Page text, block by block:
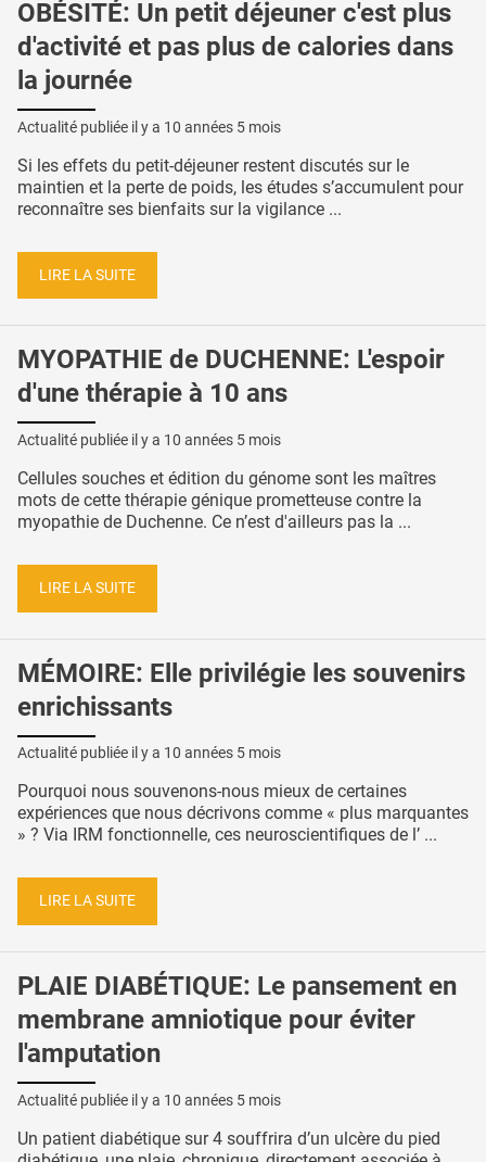
OBÉSITÉ: Un petit déjeuner c'est plus
d'activité et pas plus de calories dans
la journée
Actualité publiée il y a 10 années 5 mois
Si les effets du petit-déjeuner restent discutés sur le
maintien et la perte de poids, les études s’accumulent pour
reconnaître ses bienfaits sur la vigilance ...
LIRE LA SUITE
MYOPATHIE de DUCHENNE: L'espoir
d'une thérapie à 10 ans
Actualité publiée il y a 10 années 5 mois
Cellules souches et édition du génome sont les maîtres
mots de cette thérapie génique prometteuse contre la
myopathie de Duchenne. Ce n’est d'ailleurs pas la ...
LIRE LA SUITE
MÉMOIRE: Elle privilégie les souvenirs
enrichissants
Actualité publiée il y a 10 années 5 mois
Pourquoi nous souvenons-nous mieux de certaines
expériences que nous décrivons comme « plus marquantes
» ? Via IRM fonctionnelle, ces neuroscientifiques de l’ ...
LIRE LA SUITE
PLAIE DIABÉTIQUE: Le pansement en
membrane amniotique pour éviter
l'amputation
Actualité publiée il y a 10 années 5 mois
Un patient diabétique sur 4 souffrira d’un ulcère du pied